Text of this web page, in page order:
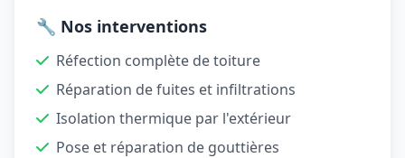
🔧 Nos interventions
Réfection complète de toiture
Réparation de fuites et infiltrations
Isolation thermique par l'extérieur
Pose et réparation de gouttières